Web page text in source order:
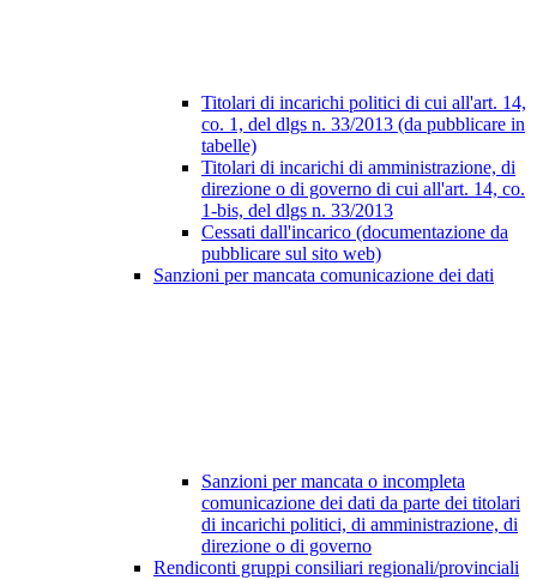
Titolari di incarichi politici di cui all'art. 14,
co. 1, del dlgs n. 33/2013 (da pubblicare in
tabelle)
Titolari di incarichi di amministrazione, di
direzione o di governo di cui all'art. 14, co.
1-bis, del dlgs n. 33/2013
Cessati dall'incarico (documentazione da
pubblicare sul sito web)
Sanzioni per mancata comunicazione dei dati
Sanzioni per mancata o incompleta
comunicazione dei dati da parte dei titolari
di incarichi politici, di amministrazione, di
direzione o di governo
Rendiconti gruppi consiliari regionali/provinciali